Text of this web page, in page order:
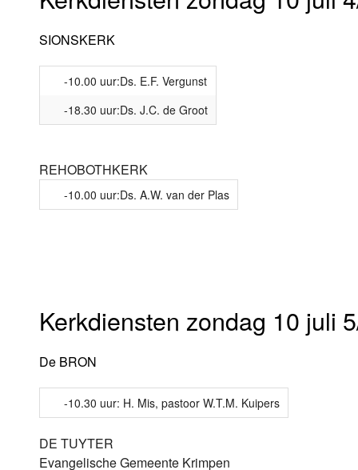
SIONSKERK
-10.00 uur:Ds. E.F. Vergunst
-18.30 uur:Ds. J.C. de Groot
REHOBOTHKERK
-10.00 uur:Ds. A.W. van der Plas
Kerkdiensten zondag 10 juli
De BRON
-10.30 uur: H. Mis, pastoor W.T.M. Kuipers
DE TUYTER
Evangelische Gemeente Krimpen